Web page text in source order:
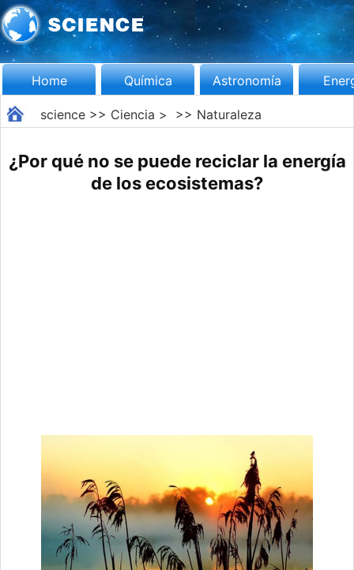
Home Química Astronomía
science>> Ciencia > >> Naturaleza
¿Por qué no se puede reciclar la energía
de los ecosistemas?